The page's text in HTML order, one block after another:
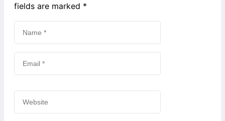
fields are marked *